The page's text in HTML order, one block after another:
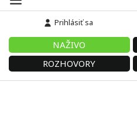
Prihlásiť sa
NAŽIVO
ROZHOVORY